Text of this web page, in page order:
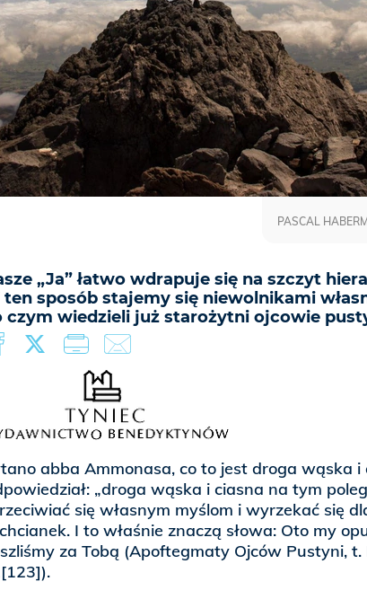
„Ja” łatwo wdrapuje się na szczyt
ten sposób stajemy się niewolnikami
czym wiedzieli już starożytni ojcowie
PASCAL
abba Ammonasa, co to jest droga wąska i
„droga wąska i ciasna na tym
się własnym myślom i wyrzekać się
I to właśnie znaczą słowa: Oto my
za Tobą (Apoftegmaty Ojców Pustyni, t.